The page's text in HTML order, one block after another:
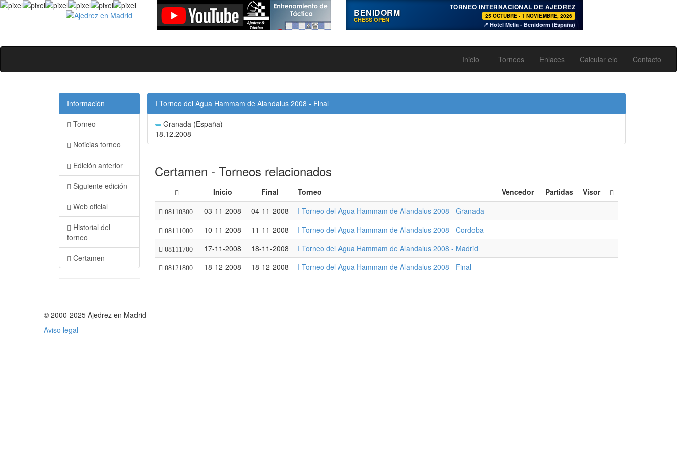
♞
BENIDORM
CHESS OPEN
TORNEO INTERNACIONAL DE AJEDREZ
25 OCTUBRE - 1 NOVIEMBRE, 2026
📍 Hotel Melia - Benidorm (España)
Inicio Torneos Enlaces Calcular elo Contacto
Información
Torneo
Noticias torneo
Edición anterior
Siguiente edición
Web oficial
Historial del
torneo
Certamen
I Torneo del Agua Hammam de Alandalus 2008 - Final
Granada (España)
18.12.2008
Certamen - Torneos relacionados
Inicio Final Torneo Vencedor Partidas Visor
08110300 03-11-2008 04-11-2008 I Torneo del Agua Hammam de Alandalus 2008 - Granada
08111000 10-11-2008 11-11-2008 I Torneo del Agua Hammam de Alandalus 2008 - Cordoba
08111700 17-11-2008 18-11-2008 I Torneo del Agua Hammam de Alandalus 2008 - Madrid
08121800 18-12-2008 18-12-2008 I Torneo del Agua Hammam de Alandalus 2008 - Final
© 2000-2025 Ajedrez en Madrid
Aviso legal